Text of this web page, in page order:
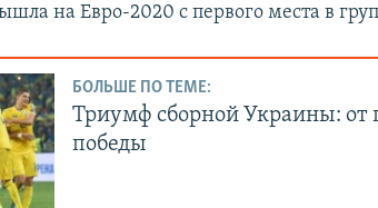
на Евро-2020 с первого места в
БОЛЬШЕ ПО ТЕМЕ:
Триумф сборной Украины: от
победы